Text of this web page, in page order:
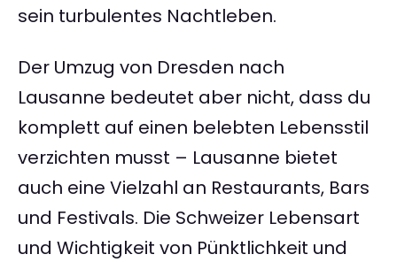
sein turbulentes Nachtleben.
Der Umzug von Dresden nach
Lausanne bedeutet aber nicht, dass du
komplett auf einen belebten Lebensstil
verzichten musst – Lausanne bietet
auch eine Vielzahl an Restaurants, Bars
und Festivals. Die Schweizer Lebensart
und Wichtigkeit von Pünktlichkeit und